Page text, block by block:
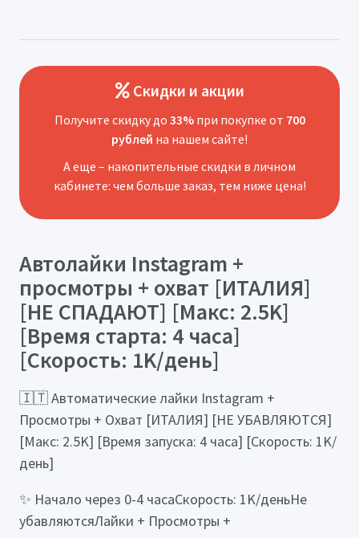
Скидки и акции
Получите скидку до 33%при покупке от 700
рублей на нашем сайте!
А еще – накопительные скидки в личном
кабинете: чем больше заказ, тем ниже цена!
Автолайки Instagram +
просмотры + охват [ИТАЛИЯ]
[НЕ СПАДАЮТ] [Макс: 2.5K]
[Время старта: 4 часа]
[Скорость: 1K/день]
🇮🇹 Автоматические лайки Instagram +
Просмотры + Охват [ИТАЛИЯ] [НЕ УБАВЛЯЮТСЯ]
[Макс: 2.5K] [Время запуска: 4 часа] [Скорость: 1K/
день]
✨ Начало через 0-4 часаСкорость: 1K/деньНе
убавляютсяЛайки + Просмотры +